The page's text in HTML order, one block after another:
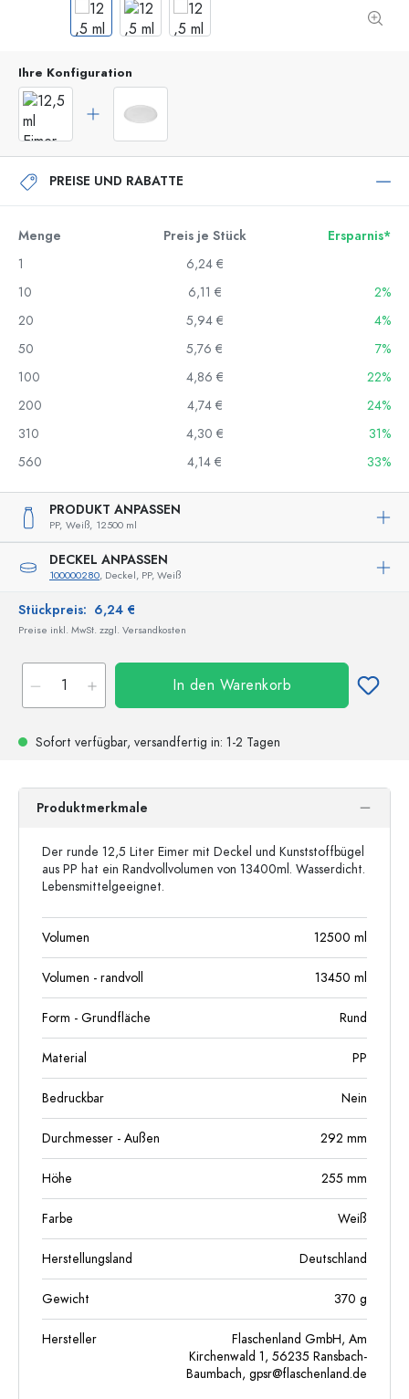
Ihre Konfiguration
PREISE UND RABATTE
Menge Preis je Stück
Ersparnis*
1
6,24 €
10
6,11 €
2%
20
5,94 €
4%
50
5,76 €
7%
100
4,86 €
22%
200
4,74 €
24%
310
4,30 €
31%
560
4,14 € 33%
PRODUKT ANPASSEN
PP, Weiß, 12500 ml
DECKEL ANPASSEN
100000280, Deckel, PP, Weiß
Stückpreis: 6,24 €
Preise inkl. MwSt. zzgl. Versandkosten
In den Warenkorb
Sofort verfügbar, versandfertig in: 1-2 Tagen
Produktmerkmale
Der runde 12,5 Liter Eimer mit Deckel und Kunststoffbügel
aus PP hat ein Randvollvolumen von 13400ml. Wasserdicht.
Lebensmittelgeeignet.
Volumen 12500 ml
Volumen - randvoll 13450 ml
Form - Grundfläche Rund
Material PP
Bedruckbar Nein
Durchmesser - Außen 292 mm
Höhe 255 mm
Farbe Weiß
Herstellungsland Deutschland
Gewicht 370 g
Hersteller
Flaschenland GmbH, Am
Kirchenwald 1, 56235 Ransbach-
Baumbach, gpsr@flaschenland.de